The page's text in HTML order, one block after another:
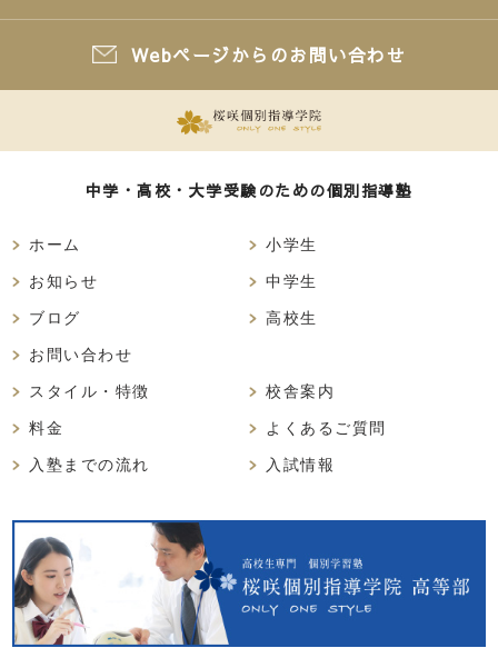
Webページからのお問い合わせ
中学・高校・大学受験のための個別指導塾
ホーム
お知らせ
ブログ
お問い合わせ
小学生
中学生
高校生
スタイル・特徴
料金
入塾までの流れ
校舎案内
よくあるご質問
入試情報